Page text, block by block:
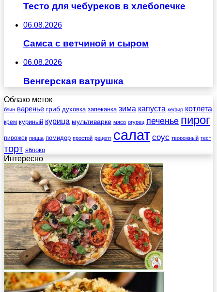
Тесто для чебуреков в хлебопечке
06.08.2026
Самса с ветчиной и сыром
06.08.2026
Венгерская ватрушка
Облако меток
блин варенье гриб духовка запеканка зима капуста кефир котлета
крем куриный курица мультиварке мясо огурец печенье пирог
пирожок пицца помидор простой рецепт салат соус творожный тест
торт яблоко
Интересно